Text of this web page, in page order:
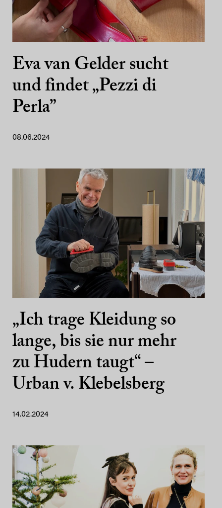
Eva van Gelder sucht
und findet „Pezzi di
Perla”
08.06.2024
„Ich trage Kleidung so
lange, bis sie nur mehr
zu Hudern taugt“ –
Urban v. Klebelsberg
14.02.2024